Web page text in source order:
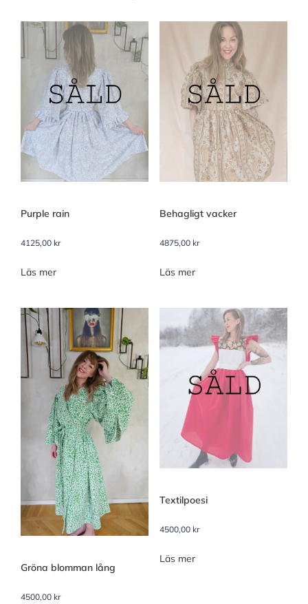
Purple rain
4125,00 kr
Läs mer
Behagligt vacker
4875,00 kr
Läs mer
Gröna blomman lång
4500,00 kr
Textilpoesi
4500,00 kr
Läs mer